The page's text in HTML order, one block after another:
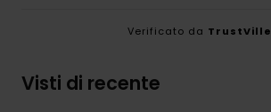
Verificato da TrustVille
Visti di recente